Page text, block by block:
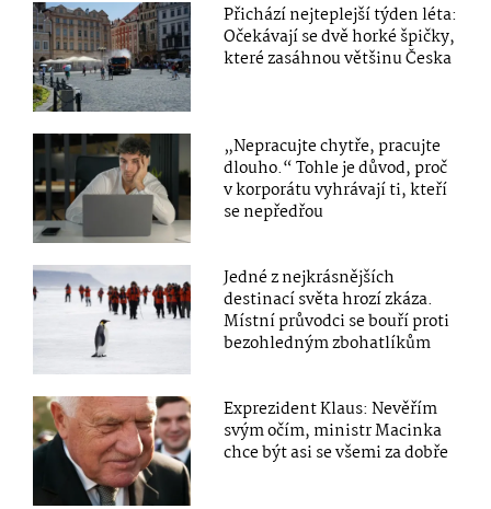
Přichází nejteplejší týden léta:
Očekávají se dvě horké špičky,
které zasáhnou většinu Česka
„Nepracujte chytře, pracujte
dlouho.“ Tohle je důvod, proč
v korporátu vyhrávají ti, kteří
se nepředřou
Jedné z nejkrásnějších
destinací světa hrozí zkáza.
Místní průvodci se bouří proti
bezohledným zbohatlíkům
Exprezident Klaus: Nevěřím
svým očím, ministr Macinka
chce být asi se všemi za dobře